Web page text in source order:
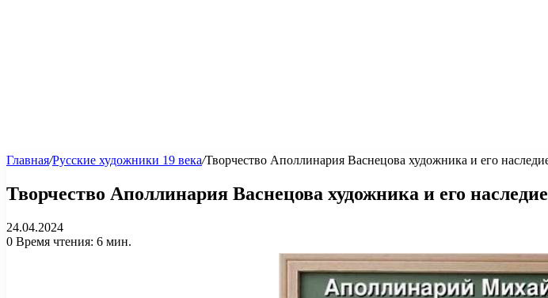
Главная/Русские художники 19 века/Творчество Аполлинария Васнецова художника и его
Творчество Аполлинария Васнецова художника и его наследие
24.04.2024
0 Время чтения: 6 мин.